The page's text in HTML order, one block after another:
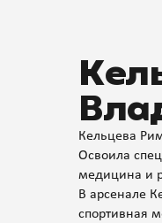
Кельцева
Освоила
медицина и
В арсенале
спортивная